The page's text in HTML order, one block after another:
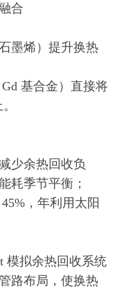
合
墨烯）提升换热
基合金）直接将
少余热回收负
耗季节平衡；
，年利用太阳
模拟余热回收系统
路布局，使换热